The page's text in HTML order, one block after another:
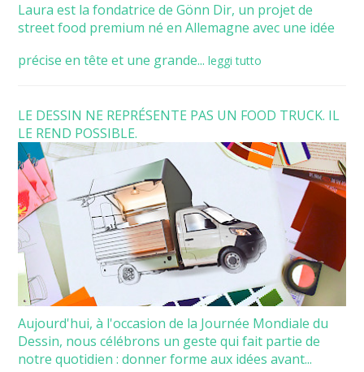
Laura est la fondatrice de Gönn Dir, un projet de
street food premium né en Allemagne avec une idée
précise en tête et une grande... leggi tutto
LE DESSIN NE REPRÉSENTE PAS UN FOOD TRUCK. IL
LE REND POSSIBLE.
Aujourd'hui, à l'occasion de la Journée Mondiale du
Dessin, nous célébrons un geste qui fait partie de
notre quotidien : donner forme aux idées avant...